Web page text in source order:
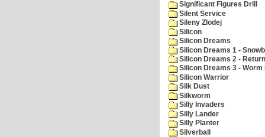
Significant Figures Drill
Silent Service
Sileny Zlodej
Silicon
Silicon Dreams
Silicon Dreams 1 -
Silicon Dreams 2 -
Silicon Dreams 3 - Worm
Silicon Warrior
Silk Dust
Silkworm
Silly Invaders
Silly Lander
Silly Planter
Silverball